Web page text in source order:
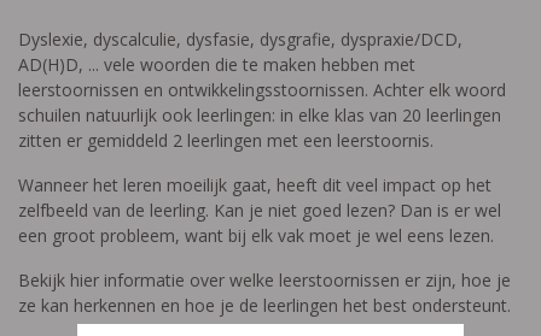
Dyslexie, dyscalculie, dysfasie, dysgrafie, dyspraxie/DCD,
AD(H)D, ... vele woorden die te maken hebben met
leerstoornissen en ontwikkelingsstoornissen. Achter elk woord
schuilen natuurlijk ook leerlingen: in elke klas van 20 leerlingen
zitten er gemiddeld 2 leerlingen met een leerstoornis.
Wanneer het leren moeilijk gaat, heeft dit veel impact op het
zelfbeeld van de leerling. Kan je niet goed lezen? Dan is er wel
een groot probleem, want bij elk vak moet je wel eens lezen.
Bekijk hier informatie over welke leerstoornissen er zijn, hoe je
ze kan herkennen en hoe je de leerlingen het best ondersteunt.